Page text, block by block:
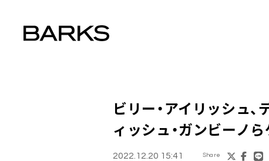
ビリー・アイリッシュ、
ィッシュ・ガンビーノ
2022.12.20 15:41 Share